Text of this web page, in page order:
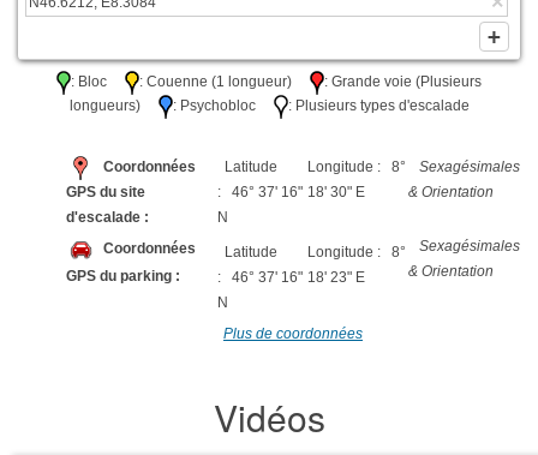
: Bloc : Couenne (1 longueur)
: Grande voie (Plusieurs
longueurs)
: Psychobloc : Plusieurs types d'escalade
Coordonnées
GPS du site
d'escalade :
Latitude
: 46° 37' 16"
N
Longitude : 8°
18' 30" E
Sexagésimales
& Orientation
Coordonnées
GPS du parking :
Latitude
: 46° 37' 16"
N
Longitude : 8°
18' 23" E
Sexagésimales
& Orientation
Plus de coordonnées
Vidéos